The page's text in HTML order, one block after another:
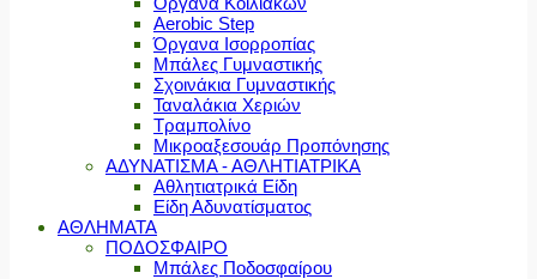
Aerobic Step
Όργανα Ισορροπίας
Μπάλες Γυμναστικής
Σχοινάκια Γυμναστικής
Ταναλάκια Χεριών
Τραμπολίνο
Μικροαξεσουάρ Προπόνησης
ΑΔΥΝΑΤΙΣΜΑ - ΑΘΛΗΤΙΑΤΡΙΚΑ
Αθλητιατρικά Είδη
Είδη Αδυνατίσματος
ΑΘΛΗΜΑΤΑ
ΠΟΔΟΣΦΑΙΡΟ
Μπάλες Ποδοσφαίρου